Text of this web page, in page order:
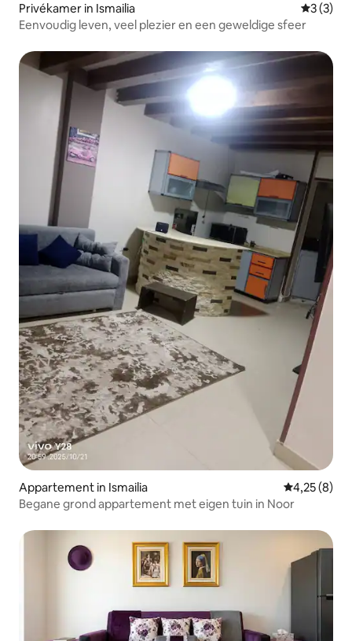
Privékamer in Ismailia
3 (3)
Eenvoudig leven, veel plezier en een geweldige sfeer
Appartement in Ismailia
4,25 (8)
Begane grond appartement met eigen tuin in Noor